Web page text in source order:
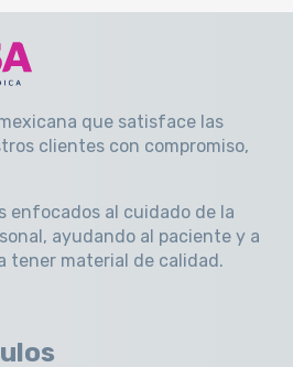
que satisface las
clientes con compromiso,
enfocados al cuidado de la
ayudando al paciente y a
tener material de calidad.